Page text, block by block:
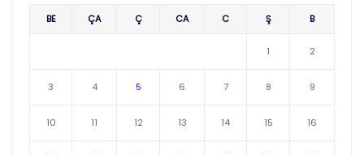
BE ÇA Ç CA C Ş B
1 2
3 4 5 6 7 8 9
10 11 12 13 14 15 16